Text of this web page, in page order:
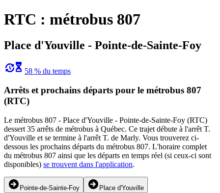
RTC : métrobus 807
Place d'Youville - Pointe-de-Sainte-Foy
58 % du temps
Arrêts et prochains départs pour le métrobus 807
(RTC)
Le métrobus 807 - Place d'Youville - Pointe-de-Sainte-Foy (RTC)
dessert 35 arrêts de métrobus à Québec. Ce trajet débute à l'arrêt T.
d'Youville et se termine à l'arrêt T. de Marly. Vous trouverez ci-
dessous les prochains départs du métrobus 807. L'horaire complet
du métrobus 807 ainsi que les départs en temps réel (si ceux-ci sont
disponibles) se trouvent dans l'application.
Pointe-de-Sainte-Foy Place d'Youville